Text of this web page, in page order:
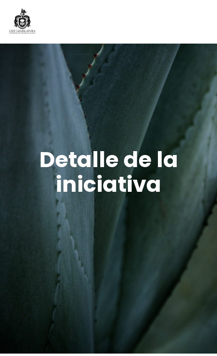
Detalle de la
iniciativa